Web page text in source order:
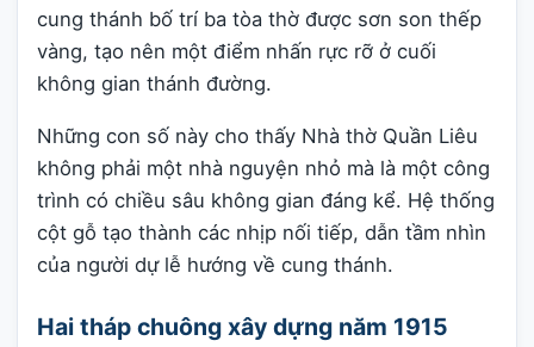
cung thánh bố trí ba tòa thờ được sơn son thếp
vàng, tạo nên một điểm nhấn rực rỡ ở cuối
không gian thánh đường.
Những con số này cho thấy Nhà thờ Quần Liêu
không phải một nhà nguyện nhỏ mà là một công
trình có chiều sâu không gian đáng kể. Hệ thống
cột gỗ tạo thành các nhịp nối tiếp, dẫn tầm nhìn
của người dự lễ hướng về cung thánh.
Hai tháp chuông xây dựng năm 1915